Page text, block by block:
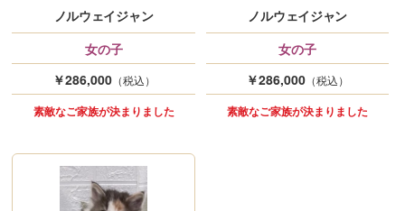
ノルウェイジャン
女の子
￥286,000（税込）
素敵なご家族が決まりました
ノルウェイジャン
女の子
￥286,000 （税込）
素敵なご家族が決まりました